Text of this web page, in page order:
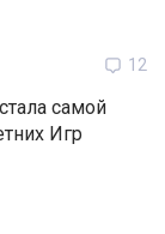
12